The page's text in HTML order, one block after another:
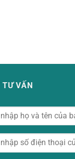
VẤN